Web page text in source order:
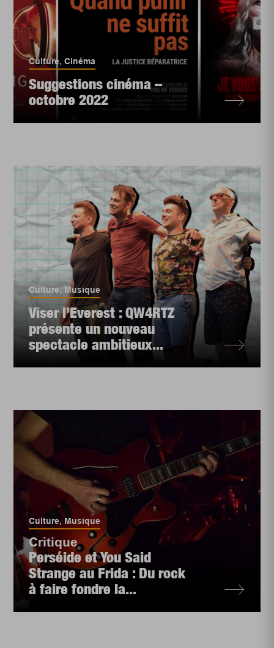
Culture,Cinéma
Suggestions cinéma –
octobre 2022
Culture, Musique
Viser l’Everest : QW4RTZ
présente un nouveau
spectacle ambitieux...
Culture,Musique
Critique
Perséide et You Said
Strange au Frida : Du rock
à faire fondre la...